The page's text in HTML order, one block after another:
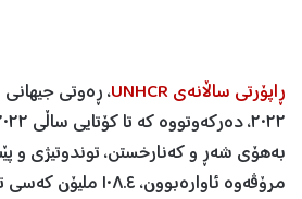
ڕاپۆرتی ساڵانەی UNHCR
، ڕەوتی جیهانی
بەهۆی شەڕ و کەنارخستن، توندوتیژی و